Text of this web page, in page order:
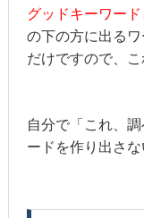
グッドキーワード
の下の方に出るワ
だけですので、こ
自分で「これ、
ードを作り出さ